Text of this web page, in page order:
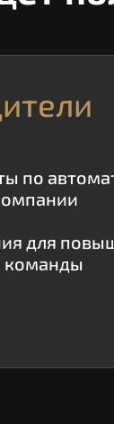
по
для
команды